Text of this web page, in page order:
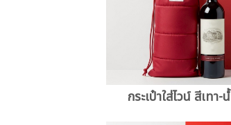
กระเป๋าใส่ไวน์ สีเทา-